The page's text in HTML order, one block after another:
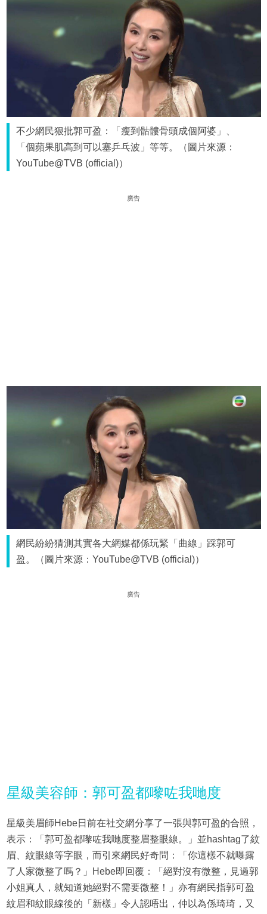
不少網民狠批郭可盈：「瘦到骷髏骨頭成個阿婆」、
「個蘋果肌高到可以塞乒乓波」等等。（圖片來源：
YouTube@TVB (official)）
廣告
網民紛紛猜測其實各大網媒都係玩緊「曲線」踩郭可
盈。（圖片來源：YouTube@TVB (official)）
廣告
星級美容師：郭可盈都嚟咗我哋度
星級美眉師Hebe日前在社交網分享了一張與郭可盈的合照，
表示：「郭可盈都嚟咗我哋度整眉整眼線。」並hashtag了紋
眉、紋眼線等字眼，而引來網民好奇問：「你這樣不就曝露
了人家微整了嗎？」Hebe即回覆：「絕對沒有微整，見過郭
小姐真人，就知道她絕對不需要微整！」亦有網民指郭可盈
紋眉和紋眼線後的「新樣」令人認唔出，仲以為係琦琦，又